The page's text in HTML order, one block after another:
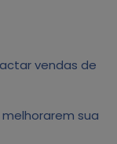
vendas de
melhorarem sua